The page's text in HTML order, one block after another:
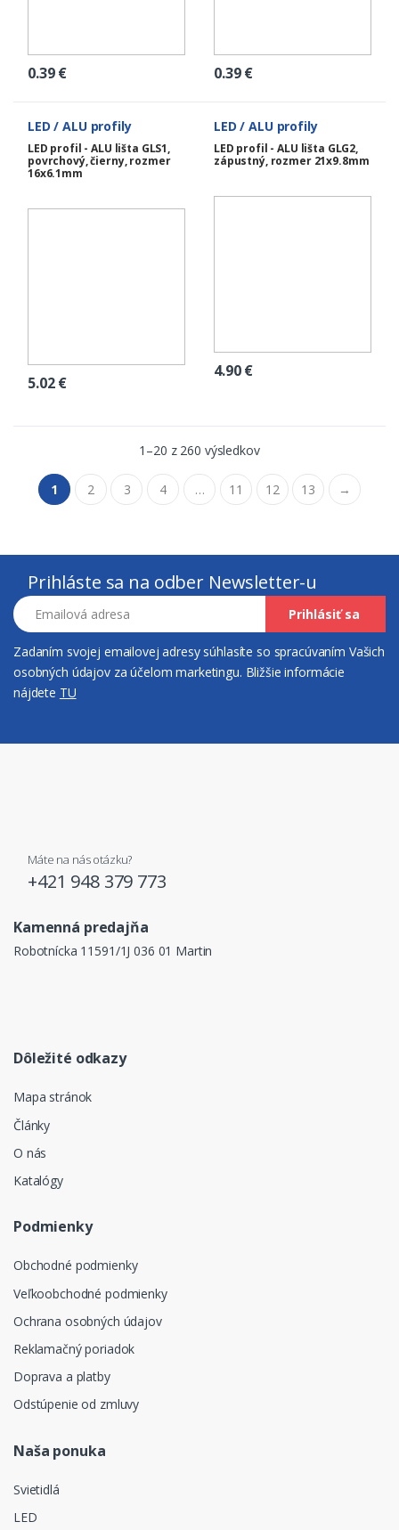
0.39€ 0.39€
LED / ALU profily
LED profil - ALU lišta GLS1,
povrchový, čierny, rozmer
16x6.1mm
5.02€
LED / ALU profily
LED profil - ALU lišta GLG2,
zápustný, rozmer 21x9.8mm
4.90€
1–20 z 260 výsledkov
1 2 3 4 … 11 12 13 →
Prihláste sa na odber Newsletter-u
Emailová adresa
Prihlásiť sa
Zadaním svojej emailovej adresy súhlasíte so spracúvaním Vašich
osobných údajov za účelom marketingu. Bližšie informácie
nájdete TU
Máte na nás otázku?
+421 948 379 773
Kamenná predajňa
Robotnícka 11591/1J 036 01 Martin
Dôležité odkazy
Mapa stránok
Články
O nás
Katalógy
Podmienky
Obchodné podmienky
Veľkoobchodné podmienky
Ochrana osobných údajov
Reklamačný poriadok
Doprava a platby
Odstúpenie od zmluvy
Naša ponuka
Svietidlá
LED